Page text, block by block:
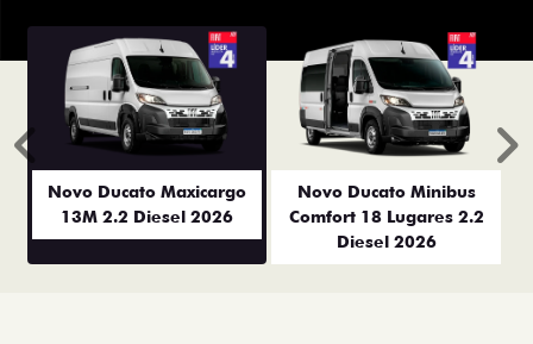
Novo Ducato Maxicargo
13M 2.2 Diesel 2026
Novo Ducato Minibus
Comfort 18 Lugares 2.2
Diesel 2026
Anterior